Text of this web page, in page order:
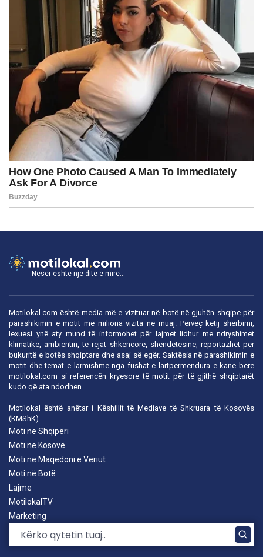
Nesër është një ditë e mirë...
Motilokal.com është media më e vizituar në botë në gjuhën shqipe për
parashikimin e motit me miliona vizita në muaj. Përveç këtij shërbimi,
lexuesi ynë aty mund të informohet për lajmet lidhur me ndryshimet
klimatike, ambientin, të rejat shkencore, shëndetësinë, reportazhet për
bukuritë e botës shqiptare dhe asaj së egër. Saktësia në parashikimin e
motit dhe temat e larmishme nga fushat e lartpërmendura e kanë bërë
motilokal.com si referencën kryesore të motit për të gjithë shqiptarët
kudo që ata ndodhen.
Motilokal është anëtar i Këshillit të Mediave të Shkruara të Kosovës
(KMShK).
Moti në Shqipëri
Moti në Kosovë
Moti në Maqedoni e Veriut
Moti në Botë
Lajme
MotilokalTV
Marketing